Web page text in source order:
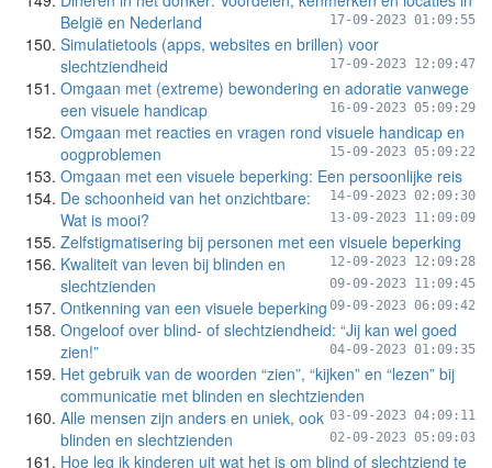
België en Nederland
17-09-2023 01:09:55
Simulatietools (apps, websites en brillen) voor
slechtziendheid
17-09-2023 12:09:47
Omgaan met (extreme) bewondering en adoratie vanwege
een visuele handicap
16-09-2023 05:09:29
Omgaan met reacties en vragen rond visuele handicap en
oogproblemen
15-09-2023 05:09:22
Omgaan met een visuele beperking: Een persoonlijke reis
14-09-2023 02:09:30
De schoonheid van het onzichtbare:
Wat is mooi?
13-09-2023 11:09:09
Zelfstigmatisering bij personen met een visuele beperking
12-09-2023 12:09:28
Kwaliteit van leven bij blinden en
slechtzienden
09-09-2023 11:09:45
Ontkenning van een visuele beperking 09-09-2023 06:09:42
Ongeloof over blind- of slechtziendheid: “Jij kan wel goed
zien!”
04-09-2023 01:09:35
Het gebruik van de woorden “zien”, “kijken” en “lezen” bij
communicatie met blinden en slechtzienden
03-09-2023 04:09:11
Alle mensen zijn anders en uniek, ook
blinden en slechtzienden
02-09-2023 05:09:03
Hoe leg ik kinderen uit wat het is om blind of slechtziend te